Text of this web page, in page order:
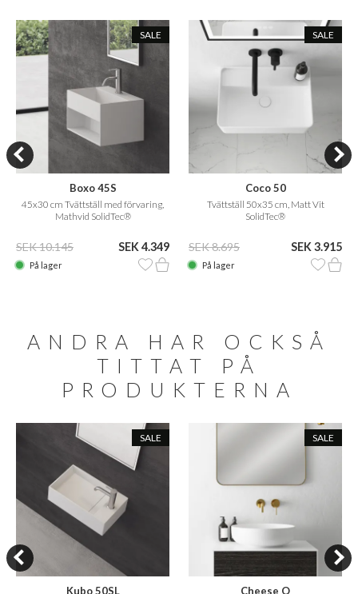
SALE
Boxo 45S
45x30 cm Tvättställ med förvaring,
Mathvid SolidTec®
SEK 10.145 SEK 4.349
På lager
SALE
Coco 50
Tvättställ 50x35 cm, Matt Vit
SolidTec®
SEK 8.695 SEK 3.915
På lager
ANDRA HAR OCKSÅ
TITTAT PÅ
PRODUKTERNA
SALE
Kubo 50SL
SALE
Cheese O